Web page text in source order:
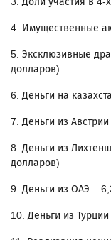
4. Имущественные
5. Эксклюзивные
долларов)
6. Деньги на
7. Деньги из
8. Деньги из
долларов)
9. Деньги из ОАЭ –
10. Деньги из